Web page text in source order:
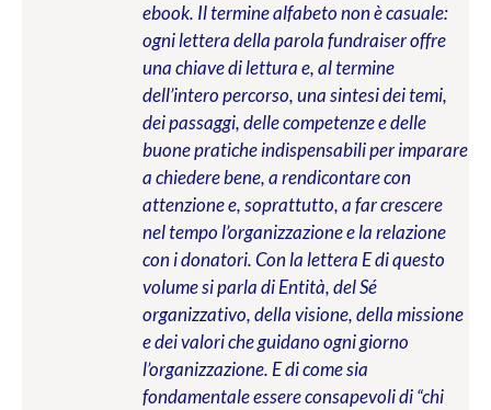
ebook. Il termine alfabeto non è casuale:
ogni lettera della parola fundraiser offre
una chiave di lettura e, al termine
dell’intero percorso, una sintesi dei temi,
dei passaggi, delle competenze e delle
buone pratiche indispensabili per imparare
a chiedere bene, a rendicontare con
attenzione e, soprattutto, a far crescere
nel tempo l’organizzazione e la relazione
con i donatori. Con la lettera E di questo
volume si parla di Entità, del Sé
organizzativo, della visione, della missione
e dei valori che guidano ogni giorno
l’organizzazione. E di come sia
fondamentale essere consapevoli di “chi